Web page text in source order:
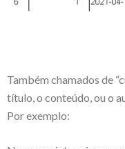
Também chamados de
título, o conteúdo, ou o
Por exemplo: